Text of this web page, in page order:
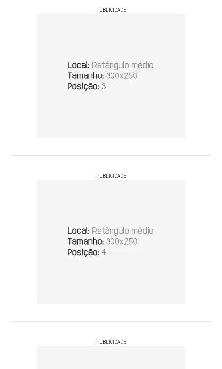
PUBLICIDADE
PUBLICIDADE
PUBLICIDADE